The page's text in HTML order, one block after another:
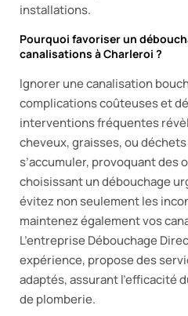
installations.
Pourquoi favoriser un
canalisations à Charleroi ?
Ignorer une canalisation
complications coûteuses et
interventions fréquentes
cheveux, graisses, ou
s’accumuler, provoquant des
choisissant un débouchage
évitez non seulement les
maintenez également vos
L’entreprise Débouchage
expérience, propose des
adaptés, assurant l’efficacité
de plomberie.